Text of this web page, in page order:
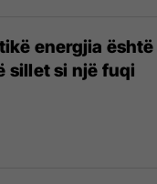
energjia është
sillet si një fuqi